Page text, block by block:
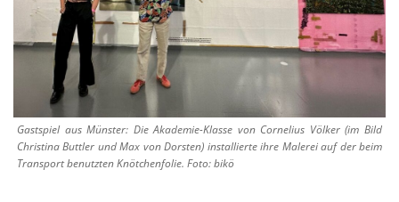
Gastspiel aus Münster: Die Akademie-Klasse von Cornelius Völker (im Bild
Christina Buttler und Max von Dorsten) installierte ihre Malerei auf der beim
Transport benutzten Knötchenfolie. Foto: bikö